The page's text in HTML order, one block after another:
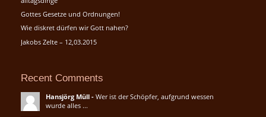
Gottes Gesetze und Ordnungen!
Wie diskret dürfen wir Gott nahen?
Jakobs Zelte – 12,03.2015
Recent Comments
Hansjörg Müll- Wer ist der Schöpfer, aufgrund wessen
wurde alles ...